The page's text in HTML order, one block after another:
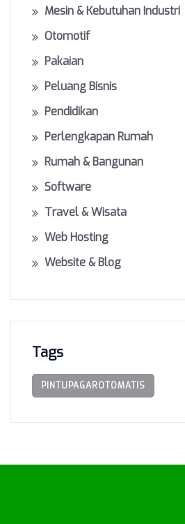
Mesin & Kebutuhan Industri
Otomotif
Pakaian
Peluang Bisnis
Pendidikan
Perlengkapan Rumah
Rumah & Bangunan
Software
Travel & Wisata
Web Hosting
Website & Blog
Tags
PINTUPAGAROTOMATIS